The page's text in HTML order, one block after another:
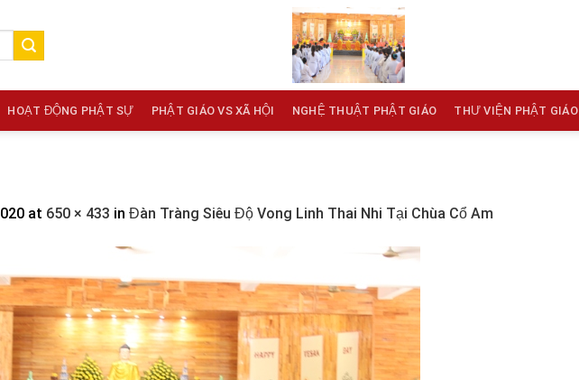
HOẠT ĐỘNG PHẬT SỰ PHẬT GIÁO VS XÃ HỘI NGHỆ THUẬT PHẬT GIÁO THƯ VIỆN PHẬT GIÁO
at 650 × 433 in Đàn Tràng Siêu Độ Vong Linh Thai Nhi Tại Chùa Cổ Am